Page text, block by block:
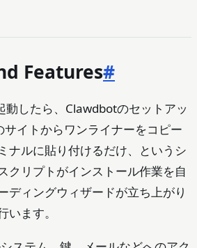
Features#
動したら、Clawdbotのセットアッ
サイトからワンライナーをコピー
ナルに貼り付けるだけ、というシ
クリプトがインストール作業を自
ディングウィザードが立ち上がり
います。